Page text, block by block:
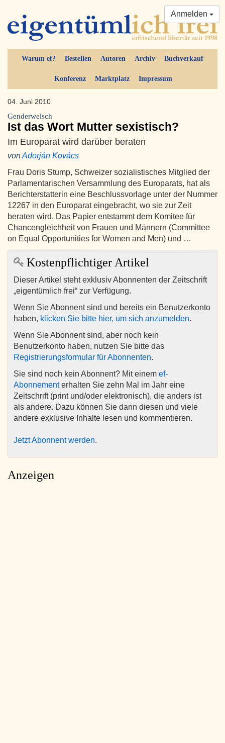
Warum ef? Bestellen Autoren Archiv Buchverkauf
Konferenz Marktplatz Impressum
Anmelden
04. Juni 2010
Genderwelsch
Ist das Wort Mutter sexistisch?
Im Europarat wird darüber beraten
vonAdorján Kovács
Frau Doris Stump, Schweizer sozialistisches Mitglied der
Parlamentarischen Versammlung des Europarats, hat als
Berichterstatterin eine Beschlussvorlage unter der Nummer
12267 in den Europarat eingebracht, wo sie zur Zeit
beraten wird. Das Papier entstammt dem Komitee für
Chancengleichheit von Frauen und Männern (Committee
on Equal Opportunities for Women and Men) und …
Kostenpflichtiger Artikel
Dieser Artikel steht exklusiv Abonnenten der Zeitschrift
„eigentümlich frei“ zur Verfügung.
Wenn Sie Abonnent sind und bereits ein Benutzerkonto
haben, klicken Sie bitte hier, um sich anzumelden.
Wenn Sie Abonnent sind, aber noch kein
Benutzerkonto haben, nutzen Sie bitte das
Registrierungsformular für Abonnenten.
Sie sind noch kein Abonnent? Mit einem ef-
Abonnementerhalten Sie zehn Mal im Jahr eine
Zeitschrift (print und/oder elektronisch), die anders ist
als andere. Dazu können Sie dann diesen und viele
andere exklusive Inhalte lesen und kommentieren.
Jetzt Abonnent werden.
Anzeigen